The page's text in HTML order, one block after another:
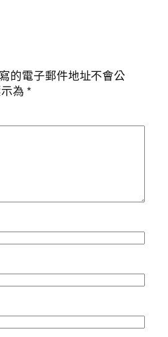
的電子郵件地址不會公
為*